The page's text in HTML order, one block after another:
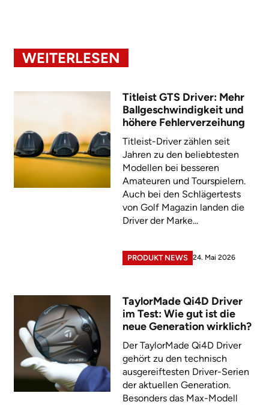
WEITERLESEN
Titleist GTS Driver: Mehr
Ballgeschwindigkeit und
höhere Fehlerverzeihung
Titleist-Driver zählen seit
Jahren zu den beliebtesten
Modellen bei besseren
Amateuren und Tourspielern.
Auch bei den Schlägertests
von Golf Magazin landen die
Driver der Marke...
PRODUKT NEWS 24. Mai 2026
TaylorMade Qi4D Driver
im Test: Wie gut ist die
neue Generation wirklich?
Der TaylorMade Qi4D Driver
gehört zu den technisch
ausgereiftesten Driver-Serien
der aktuellen Generation.
Besonders das Max-Modell